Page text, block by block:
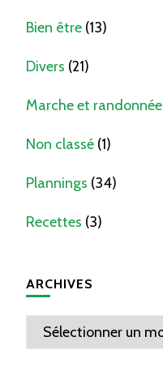
Bien être (13)
Divers (21)
Marche et randonnée
Non classé (1)
Plannings (34)
Recettes (3)
ARCHIVES
Archives